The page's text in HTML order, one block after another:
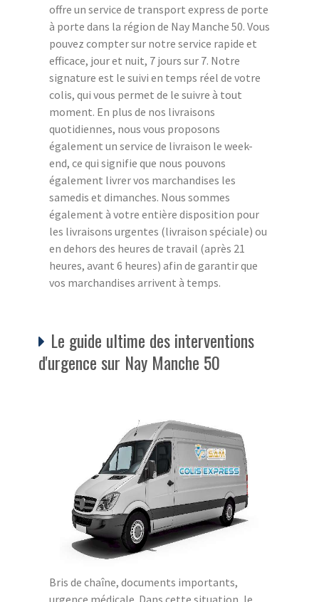
offre un service de transport express de porte
à porte dans la région de Nay Manche 50. Vous
pouvez compter sur notre service rapide et
efficace, jour et nuit, 7 jours sur 7. Notre
signature est le suivi en temps réel de votre
colis, qui vous permet de le suivre à tout
moment. En plus de nos livraisons
quotidiennes, nous vous proposons
également un service de livraison le week-
end, ce qui signifie que nous pouvons
également livrer vos marchandises les
samedis et dimanches. Nous sommes
également à votre entière disposition pour
les livraisons urgentes (livraison spéciale) ou
en dehors des heures de travail (après 21
heures, avant 6 heures) afin de garantir que
vos marchandises arrivent à temps.
Le guide ultime des interventions
d'urgence sur Nay Manche 50
Bris de chaîne, documents importants,
urgence médicale. Dans cette situation, le